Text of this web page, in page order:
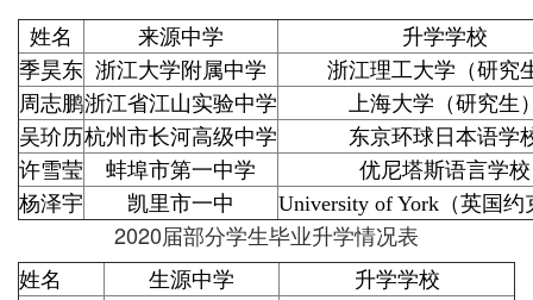
姓名 来源中学
升学学校
季昊东 浙江大学附属中学
浙江理工大学（研究
周志鹏浙江省江山实验中学
上海大学（研究生
吴玠历杭州市长河高级中学
东京环球日本语学
许雪莹
蚌埠市第一中学
优尼塔斯语言学校
杨泽宇
凯里市一中 University of York（英国约
2020届部分学生毕业升学情况表
姓名 生源中学 升学学校